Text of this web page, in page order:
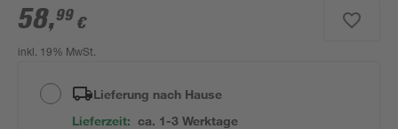
58,99 €
inkl. 19% MwSt.
Lieferung nach Hause
Lieferzeit: ca. 1-3 Werktage